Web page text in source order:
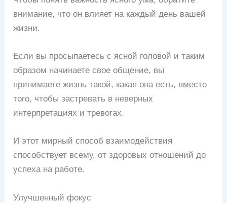
внимание, что он влияет на каждый день вашей
жизни.
Если вы просыпаетесь с ясной головой и таким
образом начинаете свое общение, вы
принимаете жизнь такой, какая она есть, вместо
того, чтобы застревать в неверных
интерпретациях и тревогах.
И этот мирный способ взаимодействия
способствует всему, от здоровых отношений до
успеха на работе.
Улучшенный фокус